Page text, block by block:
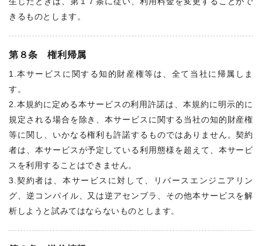
きるものとします。
第８条 権利帰属
1.本サービスに関する知的財産権等は、全て当社に帰属しま
す。
2.本規約に定める本サービスの利用許諾は、本規約に明示的に
規定される場合を除き、本サービスに関する当社の知的財産権
等に関し、いかなる権利も許諾するものではありません。契約
者は、本サービスが予定している利用態様を超えて、本サービ
スを利用することはできません。
3.契約者は、本サービスに対して、リバースエンジニアリン
グ、逆コンパイル、又は逆アセンブラ、その他本サービスを解
析しようと試みてはならないものとします。